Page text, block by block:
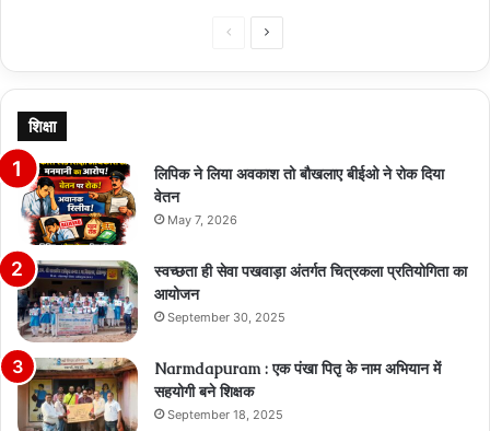
PreviousNext
शिक्षा
लिपिक ने लिया अवकाश तो बौखलाए बीईओ ने रोक दिया
वेतन
May 7, 2026
स्वच्छता ही सेवा पखवाड़ा अंतर्गत चित्रकला प्रतियोगिता का
आयोजन
September 30, 2025
Narmdapuram : एक पंखा पितृ के नाम अभियान में
सहयोगी बने शिक्षक
September 18, 2025